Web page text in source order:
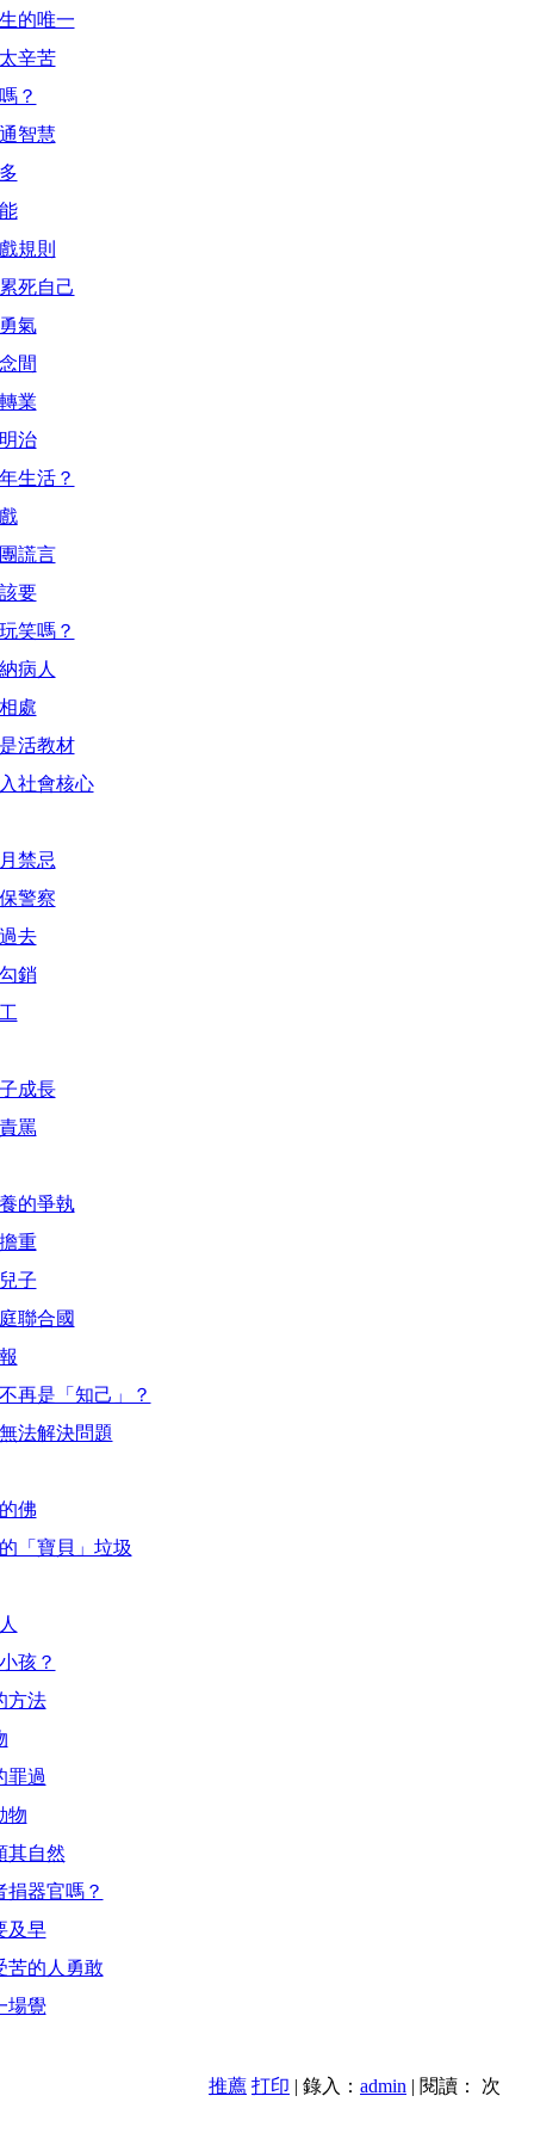
的唯一
辛苦
？
智慧
規則
死自己
氣
間
業
治
生活？
謊言
要
笑嗎？
病人
處
活教材
社會核心
禁忌
警察
去
銷
成長
罵
的爭執
重
子
聯合國
再是「知己」？
法解決問題
佛
「寶貝」垃圾
孩？
方法
罪過
物
其自然
捐器官嗎？
及早
苦的人勇敢
場覺
推薦 打印 | 錄入： admin | 閱讀：
次